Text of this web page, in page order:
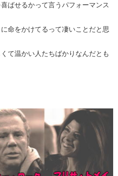
ばせるかって言うパフォーマンス
命をかけてるって凄いことだと思
て温かい人たちばかりなんだとも